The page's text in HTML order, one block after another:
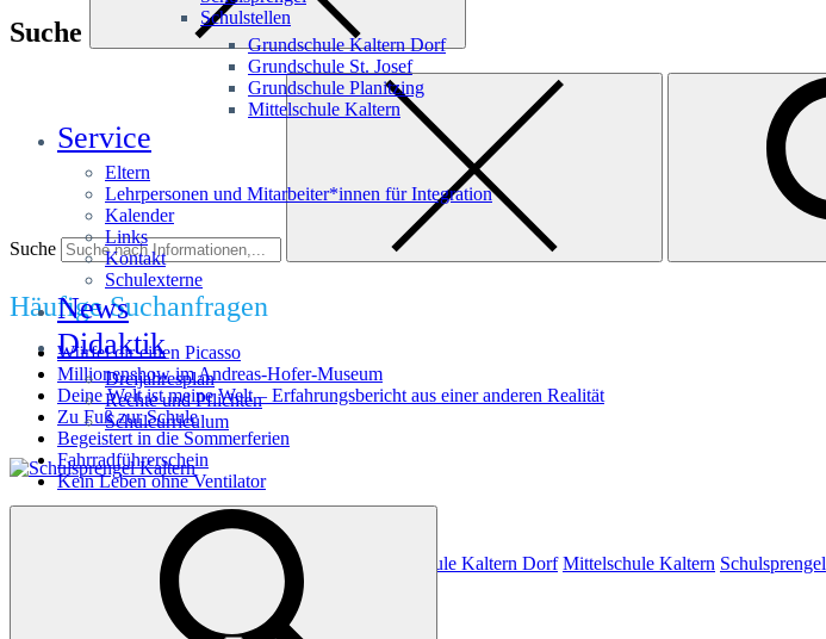
Schulstellen
Grundschule Kaltern Dorf
Grundschule St. Josef
Grundschule Planitzing
Mittelschule Kaltern
Service
Eltern
Lehrpersonen und Mitarbeiter*innen für Integration
Kalender
Links
Kontakt
Schulexterne
News
Didaktik
Dreijahresplan
Rechte und Pflichten
Schulcurriculum
Suche
Suche
Häufige Suchanfragen
Würfel dir einen Picasso
Millionenshow im Andreas-Hofer-Museum
Deine Welt ist meine Welt – Erfahrungsbericht aus einer anderen Realität
Zu Fuß zur Schule
Begeistert in die Sommerferien
Fahrradführerschein
Kein Leben ohne Ventilator
Das könnte Sie interessieren
Grundschule Planitzing Grundschule St. Josef Grundschule Kaltern Dorf Mittelschule Kaltern Schulsprengel